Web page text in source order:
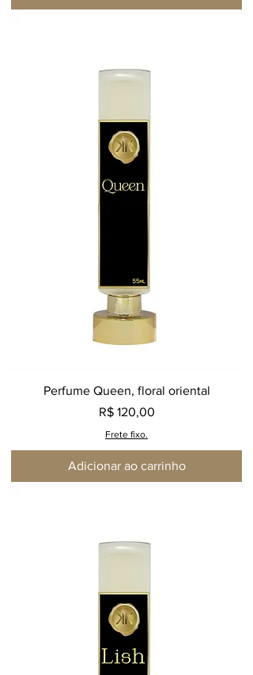
Perfume Queen, floral oriental
Preço
R$ 120,00
Frete fixo.
Adicionar ao carrinho